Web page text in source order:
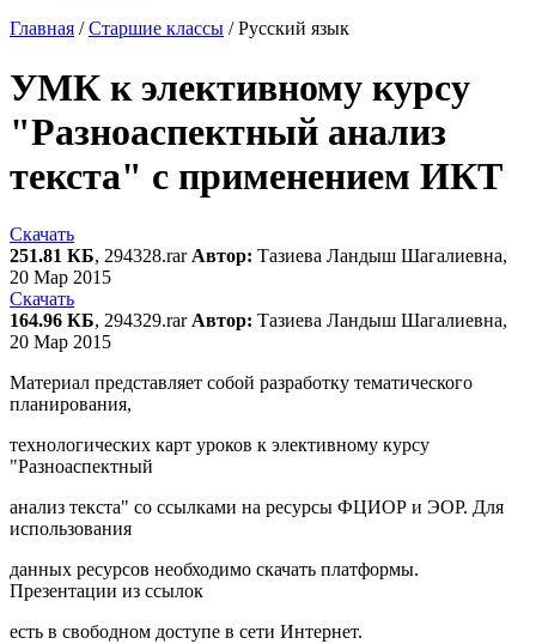
Главная /Старшие классы /Русский язык
УМК к элективному курсу
"Разноаспектный анализ
текста" с применением ИКТ
Скачать
251.81 КБ, 294328.rar Автор: Тазиева Ландыш Шагалиевна,
20 Мар 2015
Скачать
164.96 КБ, 294329.rar Автор: Тазиева Ландыш Шагалиевна,
20 Мар 2015
Материал представляет собой разработку тематического
планирования,
технологических карт уроков к элективному курсу
"Разноаспектный
анализ текста" со ссылками на ресурсы ФЦИОР и ЭОР. Для
использования
данных ресурсов необходимо скачать платформы.
Презентации из ссылок
есть в свободном доступе в сети Интернет.